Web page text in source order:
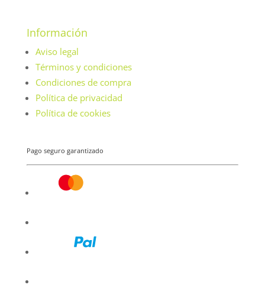
Información
Aviso legal
Términos y condiciones
Condiciones de compra
Política de privacidad
Política de cookies
Pago seguro garantizado